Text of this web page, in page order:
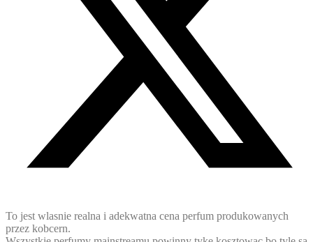
To jest wlasnie realna i adekwatna cena perfum produkowanych
przez kobcern.